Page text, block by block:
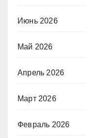
Июнь 2026
Май 2026
Апрель 2026
Март 2026
Февраль 2026